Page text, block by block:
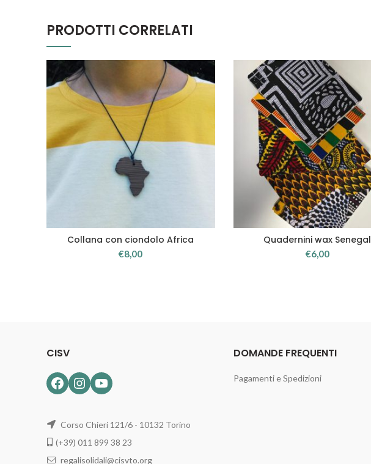
PRODOTTI CORRELATI
SCEGLI
Collana con ciondolo Africa
€8,00
AGGIUNGI AL CARRELLO
Quadernini wax Senegal
€6,00
CISV
Facebook
Instagram
YouTube
Corso Chieri 121/6 - 10132 Torino
(+39) 011 899 38 23
regalisolidali@cisvto.org
DOMANDE FREQUENTI
Pagamenti e Spedizioni